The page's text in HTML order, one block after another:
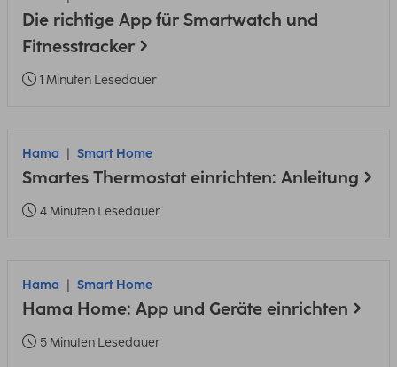
Die richtige App für Smartwatch und
Fitnesstracker
1 Minuten Lesedauer
Hama Smart Home
Smartes Thermostat einrichten: Anleitung
4 Minuten Lesedauer
Hama Smart Home
Hama Home: App und Geräte einrichten
5 Minuten Lesedauer